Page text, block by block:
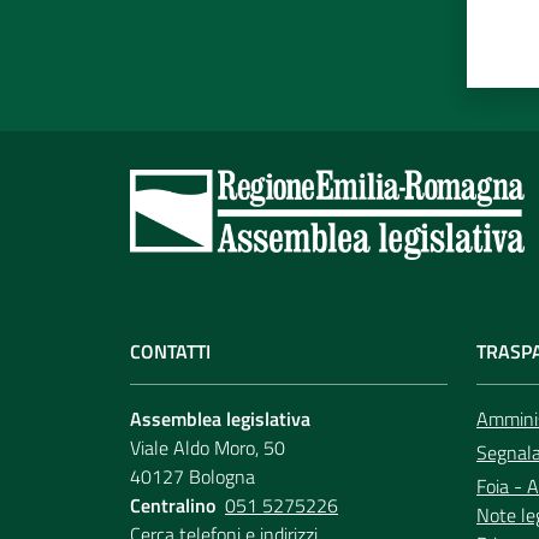
CONTATTI
Assemblea legislativa
Viale Aldo Moro, 50
40127 Bologna
Centralino 051 5275226
Foia -
Note